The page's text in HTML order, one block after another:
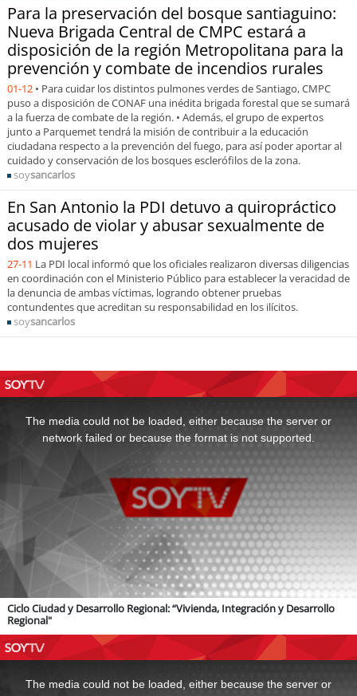
Para la preservación del bosque santiaguino:
Nueva Brigada Central de CMPC estará a
disposición de la región Metropolitana para la
prevención y combate de incendios rurales
01-12 • Para cuidar los distintos pulmones verdes de Santiago, CMPC
puso a disposición de CONAF una inédita brigada forestal que se sumará
a la fuerza de combate de la región. • Además, el grupo de expertos
junto a Parquemet tendrá la misión de contribuir a la educación
ciudadana respecto a la prevención del fuego, para así poder aportar al
cuidado y conservación de los bosques esclerófilos de la zona.
soysancarlos
En San Antonio la PDI detuvo a quiropráctico
acusado de violar y abusar sexualmente de
dos mujeres
27-11 La PDI local informó que los oficiales realizaron diversas diligencias
en coordinación con el Ministerio Público para establecer la veracidad de
la denuncia de ambas víctimas, logrando obtener pruebas
contundentes que acreditan su responsabilidad en los ilícitos.
soysancarlos
The media could not be loaded, either because the server or
network failed or because the format is not supported.
Ciclo Ciudad y Desarrollo Regional: “Vivienda, Integración y Desarrollo
Regional"
The media could not be loaded, either because the server or